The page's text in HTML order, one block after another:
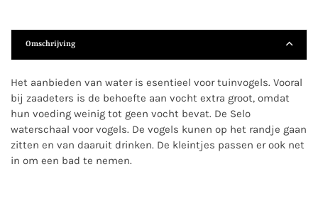
Omschrijving
Het aanbieden van water is esentieel voor tuinvogels. Vooral
bij zaadeters is de behoefte aan vocht extra groot, omdat
hun voeding weinig tot geen vocht bevat. De Selo
waterschaal voor vogels. De vogels kunen op het randje gaan
zitten en van daaruit drinken. De kleintjes passen er ook net
in om een bad te nemen.